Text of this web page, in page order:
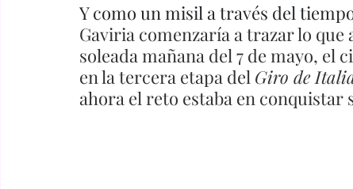
Y como un misil a través del
Gaviria comenzaría a trazar lo que
soleada mañana del 7 de mayo, el
en la tercera etapa del Giro de
ahora el reto estaba en